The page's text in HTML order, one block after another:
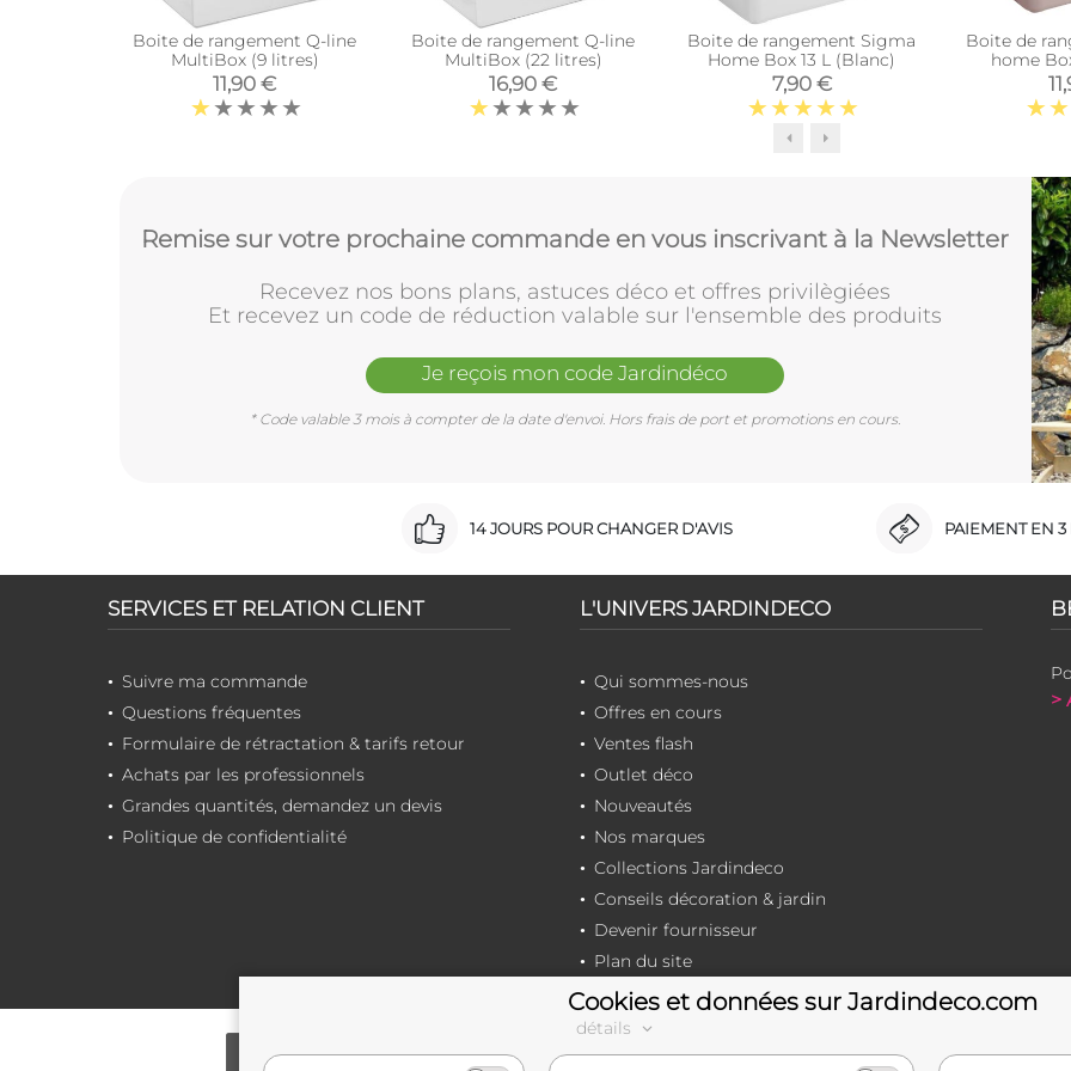
Boite de rangement Q-line
MultiBox (9 litres)
11,90 €
Boite de rangement Q-line
MultiBox (22 litres)
16,90 €
Boite de rangement Sigma
Home Box 13 L (Blanc)
7,90 €
Boite de
home
Remise sur votre prochaine commande en vous inscrivant à la Newsletter
Recevez nos bons plans, astuces déco et offres privilègiées
Et recevez un code de réduction valable sur l'ensemble des produits
Je reçois mon code Jardindéco
* Code valable 3 mois à compter de la date d'envoi. Hors frais de port et promotions en cours.
14 JOURS POUR CHANGER D'AVIS PAIEMENT EN 3
SERVICES ET RELATION CLIENT
Suivre ma commande
Questions fréquentes
Formulaire de rétractation & tarifs retour
Achats par les professionnels
Grandes quantités, demandez un devis
Politique de confidentialité
L'UNIVERS JARDINDECO
Qui sommes-nous
Offres en cours
Ventes flash
Outlet déco
Nouveautés
Nos marques
Collections Jardindeco
Conseils décoration & jardin
Devenir fournisseur
Plan du site
>
e-commerçant français
Cookies et données sur Jardindeco.com
détails